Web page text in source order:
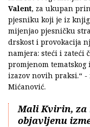
Valent, za ukupan
pjesniku koji je iz
mijenjao pjesničku
drskost i provokacija
namjera: steći i zateći
promjenom
izazov novih praksi.“
Mićanović.
Mali Kvirin, za
objavljenu